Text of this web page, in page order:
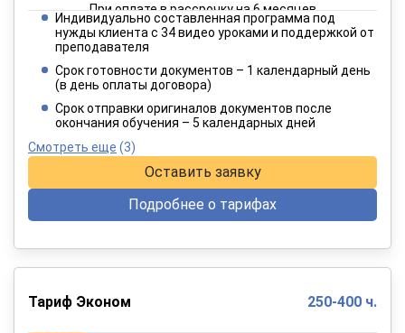
При оплате в рассрочку на 6 месяцев
4 949 руб. / 8 249 руб.
При оплате в рассрочку на 12 месяцев
Индивидуально составленная программа под
нужды клиента с 34 видео уроками и поддержкой от
преподавателя
Срок готовности документов – 1 календарный день
(в день оплаты договора)
Срок отправки оригиналов документов после
окончания обучения – 5 календарных дней
Смотреть еще (3)
Оставить заявку
Подробнее о тарифах
Тариф Эконом 250-400 ч.